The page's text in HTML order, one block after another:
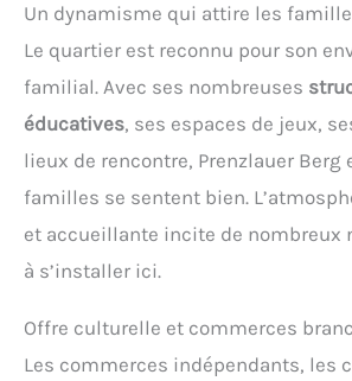
Un dynamisme qui attire les
Le quartier est reconnu pour son
familial. Avec ses nombreuses
éducatives, ses espaces de jeux,
lieux de rencontre, Prenzlauer Berg
familles se sentent bien.
et accueillante incite de nombreux
à s’installer ici.
Offre culturelle et commerces
Les commerces indépendants, les